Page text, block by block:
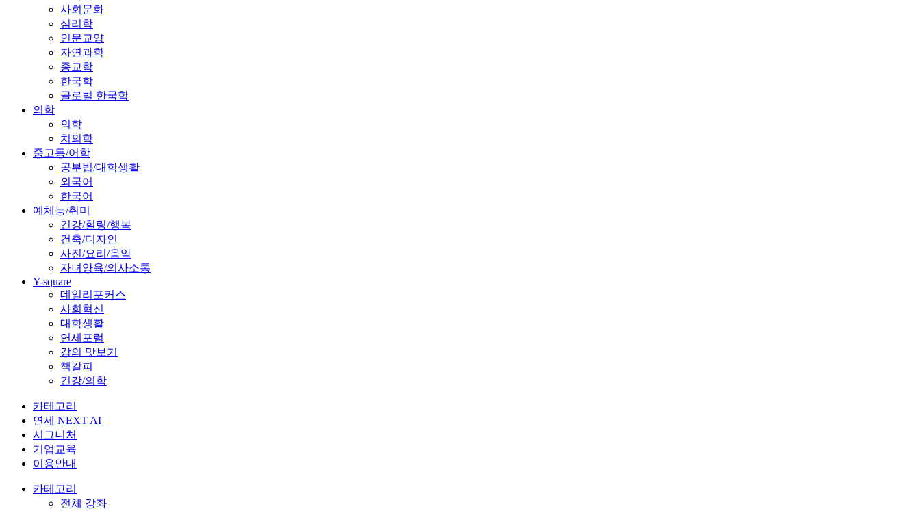
사회문화
심리학
인문교양
자연과학
종교학
한국학
글로벌 한국학
의학
의학
치의학
중고등/어학
공부법/대학생활
외국어
한국어
예체능/취미
건강/힐링/행복
건축/디자인
사진/요리/음악
자녀양육/의사소통
Y-square
데일리포커스
사회혁신
대학생활
연세포럼
강의 맛보기
책갈피
건강/의학
카테고리
연세 NEXT AI
시그니처
기업교육
이용안내
카테고리
전체 강좌